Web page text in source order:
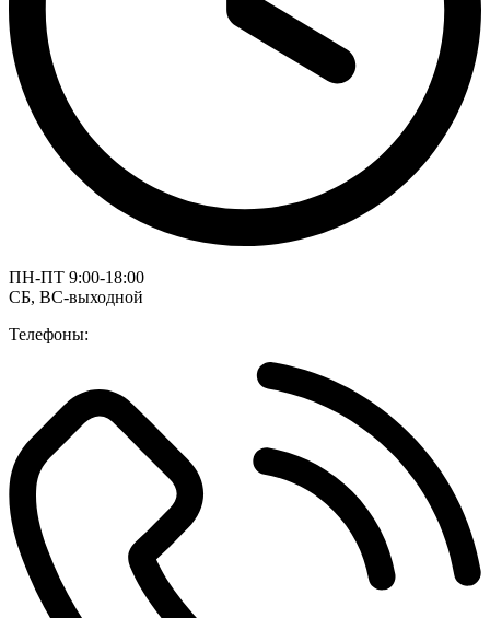
ПН-ПТ 9:00-18:00
СБ, ВС-выходной
Телефоны: